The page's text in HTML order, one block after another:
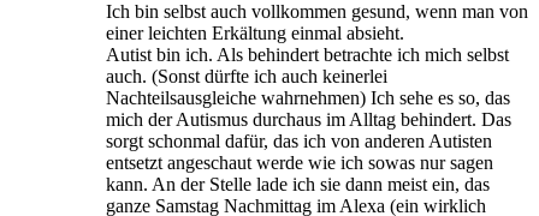
Ich bin selbst auch vollkommen gesund, wenn man von
einer leichten Erkältung einmal absieht.
Autist bin ich. Als behindert betrachte ich mich selbst
auch. (Sonst dürfte ich auch keinerlei
Nachteilsausgleiche wahrnehmen) Ich sehe es so, das
mich der Autismus durchaus im Alltag behindert. Das
sorgt schonmal dafür, das ich von anderen Autisten
entsetzt angeschaut werde wie ich sowas nur sagen
kann. An der Stelle lade ich sie dann meist ein, das
ganze Samstag Nachmittag im Alexa (ein wirklich